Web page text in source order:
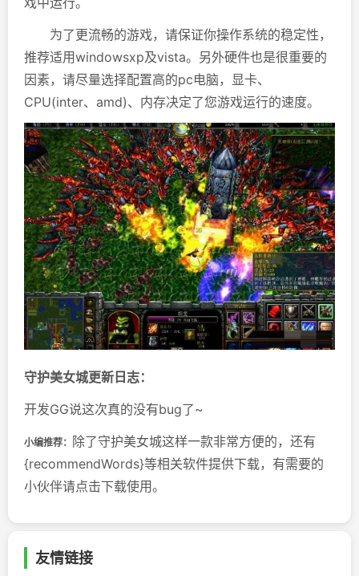
为了更流畅的游戏，请保证你操作系统的稳定性，
推荐适用windowsxp及vista。另外硬件也是很重要的
因素，请尽量选择配置高的pc电脑，显卡、
CPU(inter、amd)、内存决定了您游戏运行的速度。
守护美女城更新日志：
开发GG说这次真的没有bug了~
小编推荐： 除了守护美女城这样一款非常方便的，还有
{recommendWords}等相关软件提供下载，有需要的
小伙伴请点击下载使用。
友情链接